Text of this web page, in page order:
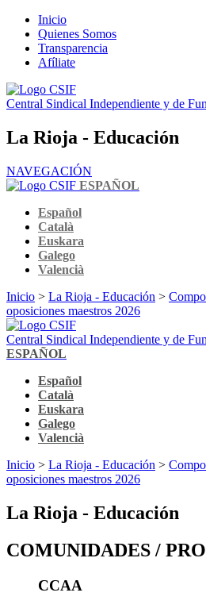
Inicio
Quienes Somos
Transparencia
Afíliate
Central Sindical Independiente y de
La Rioja - Educación
NAVEGACIÓN
ESPAÑOL
Español
Català
Euskara
Galego
Valencià
Inicio > La Rioja - Educación >
oposiciones maestros 2026
Central Sindical Independiente y de
ESPAÑOL
Español
Català
Euskara
Galego
Valencià
Inicio > La Rioja - Educación >
oposiciones maestros 2026
La Rioja - Educación
COMUNIDADES /
CCAA